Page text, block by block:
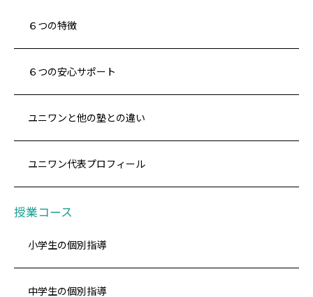
６つの特徴
６つの安心サポート
ユニワンと他の塾との違い
ユニワン代表プロフィール
授業コース
小学生の個別指導
中学生の個別指導